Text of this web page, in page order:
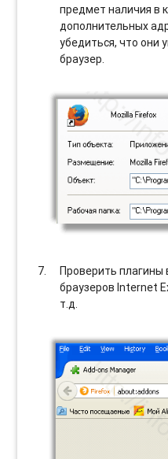
предмет наличия в
дополнительных
убедиться, что они
браузер.
Проверить плагины
браузеров Internet
т.д.